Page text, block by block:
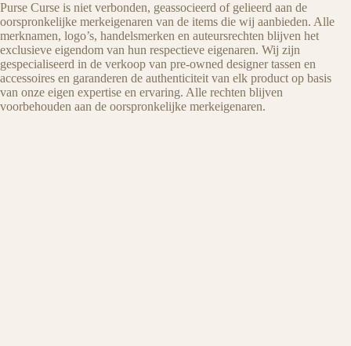
Purse Curse is niet verbonden, geassocieerd of gelieerd aan de
oorspronkelijke merkeigenaren van de items die wij aanbieden. Alle
merknamen, logo’s, handelsmerken en auteursrechten blijven het
exclusieve eigendom van hun respectieve eigenaren. Wij zijn
gespecialiseerd in de verkoop van pre-owned designer tassen en
accessoires en garanderen de authenticiteit van elk product op basis
van onze eigen expertise en ervaring. Alle rechten blijven
voorbehouden aan de oorspronkelijke merkeigenaren.